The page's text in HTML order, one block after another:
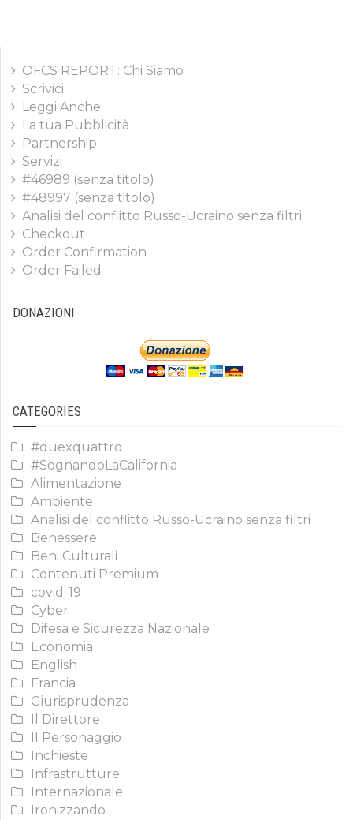
OFCS REPORT: Chi Siamo
Scrivici
Leggi Anche
La tua Pubblicità
Partnership
Servizi
#46989 (senza titolo)
#48997 (senza titolo)
Analisi del conflitto Russo-Ucraino senza filtri
Checkout
Order Confirmation
Order Failed
DONAZIONI
CATEGORIES
#duexquattro
#SognandoLaCalifornia
Alimentazione
Ambiente
Analisi del conflitto Russo-Ucraino senza filtri
Benessere
Beni Culturali
Contenuti Premium
covid-19
Cyber
Difesa e Sicurezza Nazionale
Economia
English
Francia
Giurisprudenza
Il Direttore
Il Personaggio
Inchieste
Infrastrutture
Internazionale
Ironizzando